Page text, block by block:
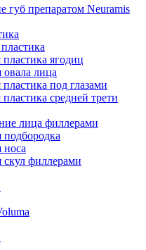
губ препаратом Neuramis
ягодиц
лица
под глазами
средней трети
лица филлерами
подбородка
носа
скул филлерами